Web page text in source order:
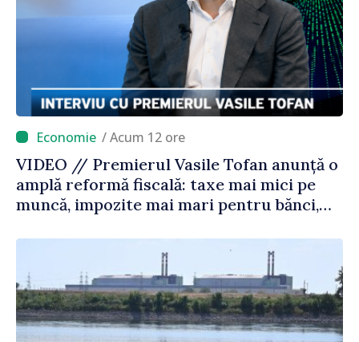
/ Acum 12 ore
VIDEO // Premierul Vasile Tofan anunță o
amplă reformă fiscală: taxe mai mici pe
muncă, impozite mai mari pentru bănci,